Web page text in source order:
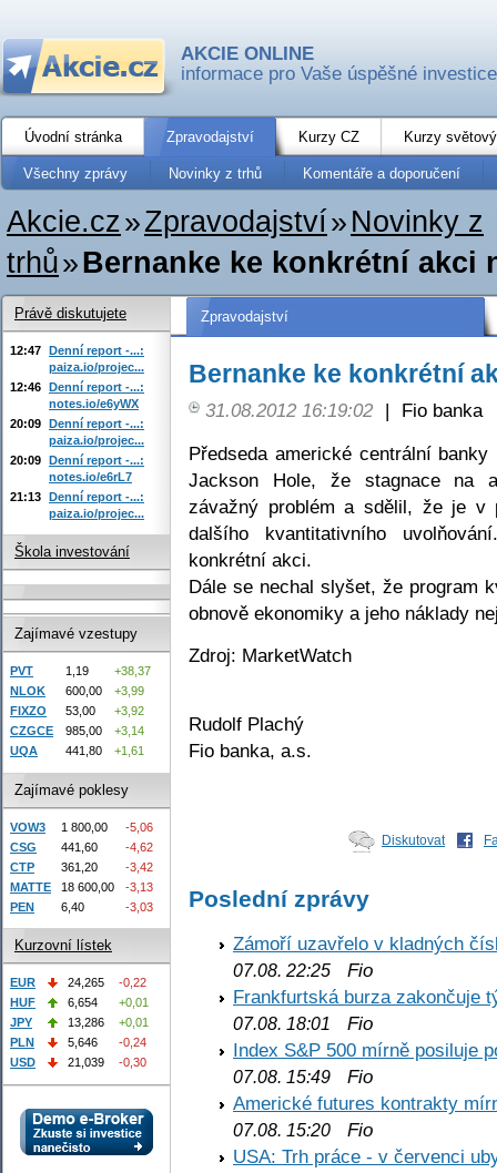
AKCIE ONLINE
informace pro Vaše úspěšné investice
Úvodní stránka Zpravodajství Kurzy CZ Kurzy
Všechny zprávy Novinky z trhů Komentáře a doporučení
Akcie.cz»Zpravodajství» Novinky z
trhů»Bernanke ke konkrétní
Zpravodajství
Bernanke ke konkrétní
31.08.2012 16:19:02 |
Fio banka
Předseda americké centrální
Jackson Hole, že stagnace na
závažný problém a sdělil, že je v
dalšího kvantitativního
konkrétní akci.
Dále se nechal slyšet, že program
obnově ekonomiky a jeho náklady
Zdroj: MarketWatch
Rudolf Plachý
Fio banka, a.s.
Diskutovat
Poslední zprávy
Zámoří uzavřelo v kladných
07.08. 22:25 Fio
Frankfurtská burza zakončuje
07.08. 18:01
Fio
Index S&P 500 mírně posiluje
07.08. 15:49 Fio
Americké futures kontrakty
07.08. 15:20 Fio
USA: Trh práce - v červenci
Právě diskutujete
12:47 Denní report -...:
paiza.io/projec...
12:46 Denní report -...:
notes.io/e6yWX
20:09 Denní report -...:
paiza.io/projec...
20:09 Denní report -...:
notes.io/e6rL7
21:13 Denní report -...:
paiza.io/projec...
Škola investování
Zajímavé vzestupy
PVT 1,19
+38,37
NLOK
600,00
+3,99
FIXZO
53,00
+3,92
CZGCE
985,00
+3,14
UQA
441,80 +1,61
Zajímavé poklesy
VOW3 1 800,00
-5,06
CSG
441,60
-4,62
CTP
361,20
-3,42
MATTE
18 600,00
-3,13
PEN
6,40 -3,03
Kurzovní lístek
EUR 24,265
-0,22
HUF
6,654
+0,01
JPY
13,286
+0,01
PLN
5,646
-0,24
USD
21,039 -0,30